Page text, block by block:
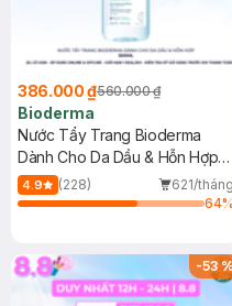
386.000 ₫560.000 ₫
Bioderma
Nước Tẩy Trang Bioderma
Dành Cho Da Dầu & Hỗn Hợp
500ml
4.9 (228)
621/tháng
64%
-53